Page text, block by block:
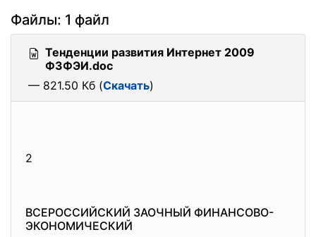
Файлы: 1 файл
Тенденции развития Интернет 2009
ФЗФЭИ.doc
— 821.50 Кб (Скачать)
2
ВСЕРОССИЙСКИЙ ЗАОЧНЫЙ ФИНАНСОВО-
ЭКОНОМИЧЕСКИЙ